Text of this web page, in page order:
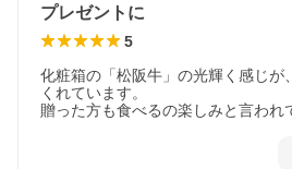
プレゼントに
5
化粧箱の「松阪牛」の光輝く感じが
くれています。
贈った方も食べるの楽しみと言われ